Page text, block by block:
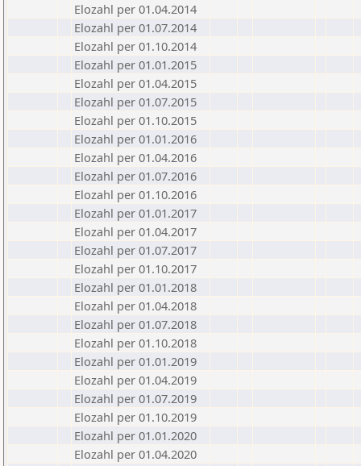
Elozahl per 01.04.2014
Elozahl per 01.07.2014
Elozahl per 01.10.2014
Elozahl per 01.01.2015
Elozahl per 01.04.2015
Elozahl per 01.07.2015
Elozahl per 01.10.2015
Elozahl per 01.01.2016
Elozahl per 01.04.2016
Elozahl per 01.07.2016
Elozahl per 01.10.2016
Elozahl per 01.01.2017
Elozahl per 01.04.2017
Elozahl per 01.07.2017
Elozahl per 01.10.2017
Elozahl per 01.01.2018
Elozahl per 01.04.2018
Elozahl per 01.07.2018
Elozahl per 01.10.2018
Elozahl per 01.01.2019
Elozahl per 01.04.2019
Elozahl per 01.07.2019
Elozahl per 01.10.2019
Elozahl per 01.01.2020
Elozahl per 01.04.2020